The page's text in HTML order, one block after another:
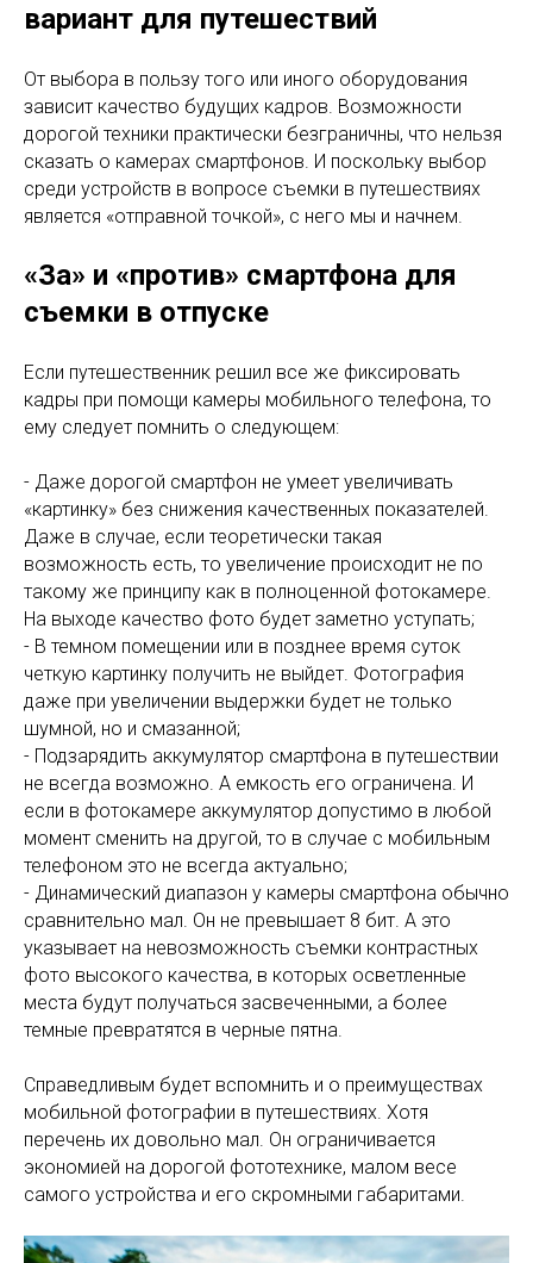
вариант для путешествий
От выбора в пользу того или иного оборудования
зависит качество будущих кадров. Возможности
дорогой техники практически безграничны, что нельзя
сказать о камерах смартфонов. И поскольку выбор
среди устройств в вопросе съемки в путешествиях
является «отправной точкой», с него мы и начнем.
«За» и «против» смартфона для
съемки в отпуске
Если путешественник решил все же фиксировать
кадры при помощи камеры мобильного телефона, то
ему следует помнить о следующем:
- Даже дорогой смартфон не умеет увеличивать
«картинку» без снижения качественных показателей.
Даже в случае, если теоретически такая
возможность есть, то увеличение происходит не по
такому же принципу как в полноценной фотокамере.
На выходе качество фото будет заметно уступать;
- В темном помещении или в позднее время суток
четкую картинку получить не выйдет. Фотография
даже при увеличении выдержки будет не только
шумной, но и смазанной;
- Подзарядить аккумулятор смартфона в путешествии
не всегда возможно. А емкость его ограничена. И
если в фотокамере аккумулятор допустимо в любой
момент сменить на другой, то в случае с мобильным
телефоном это не всегда актуально;
- Динамический диапазон у камеры смартфона обычно
сравнительно мал. Он не превышает 8 бит. А это
указывает на невозможность съемки контрастных
фото высокого качества, в которых осветленные
места будут получаться засвеченными, а более
темные превратятся в черные пятна.
Справедливым будет вспомнить и о преимуществах
мобильной фотографии в путешествиях. Хотя
перечень их довольно мал. Он ограничивается
экономией на дорогой фототехнике, малом весе
самого устройства и его скромными габаритами.